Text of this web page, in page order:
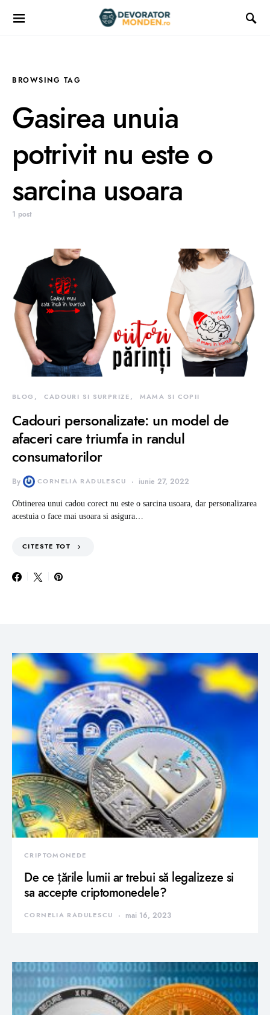
BROWSING TAG
Gasirea unuia
potrivit nu este o
sarcina usoara
1 post
BLOG CADOURI SI SURPRIZE MAMA SI COPII
Cadouri personalizate: un model de
afaceri care triumfa in randul
consumatorilor
By CORNELIA RADULESCU iunie 27, 2022
Obtinerea unui cadou corect nu este o sarcina usoara, dar personalizarea
acestuia o face mai usoara si asigura…
CITESTE TOT
CRIPTOMONEDE
De ce țările lumii ar trebui să legalizeze si
sa accepte criptomonedele?
CORNELIA RADULESCU mai 16, 2023